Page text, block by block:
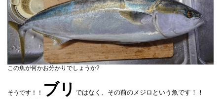
この魚が何かお分かりでしょうか?
そうです！！ ブリ ではなく、その前のメジロという魚です！！